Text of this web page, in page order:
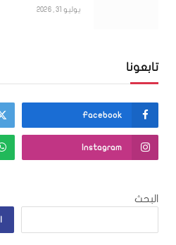
يوليو 31, 2026
تابعونا
Facebook
Instagram
البحث